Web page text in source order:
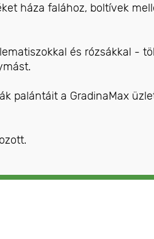
háza falához, boltívek
és rózsákkal -
palántáit a GradinaMax